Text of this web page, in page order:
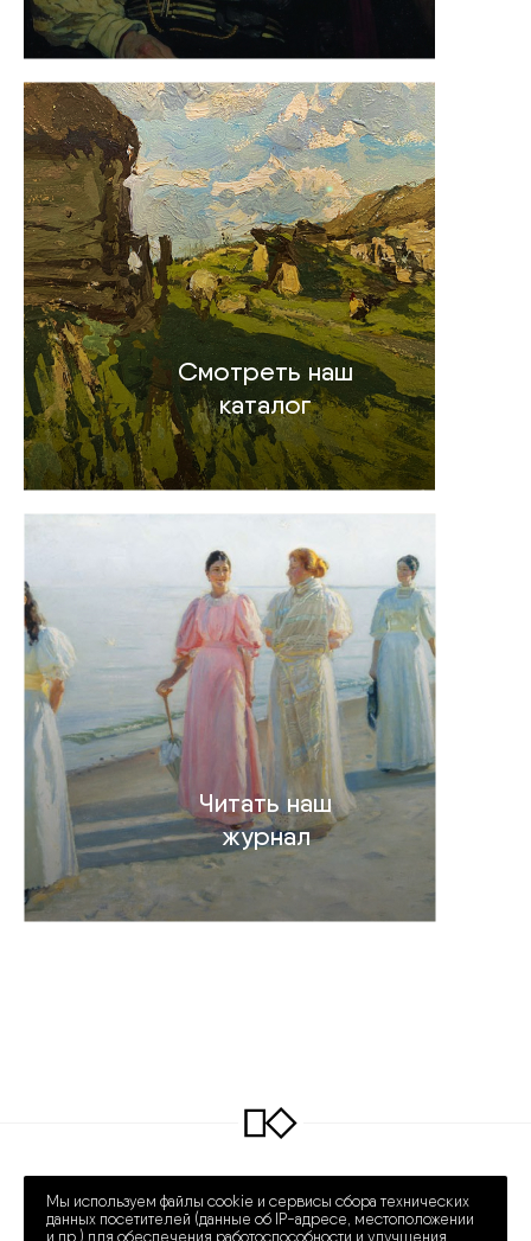
Смотреть наш
каталог
Читать наш
журнал
ПРЕЧИСТЕНКА 30/2
ПН – СБ 12:00 – 20:00
Мы используем файлы cookie и сервисы сбора технических
данных посетителей (данные об IP-адресе, местоположении
и др.) для обеспечения работоспособности и улучшения